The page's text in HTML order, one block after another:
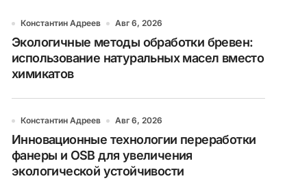
Константин Адреев Авг 6, 2026
Экологичные методы обработки бревен:
использование натуральных масел вместо
химикатов
Константин Адреев Авг 6, 2026
Инновационные технологии переработки
фанеры и OSB для увеличения
экологической устойчивости